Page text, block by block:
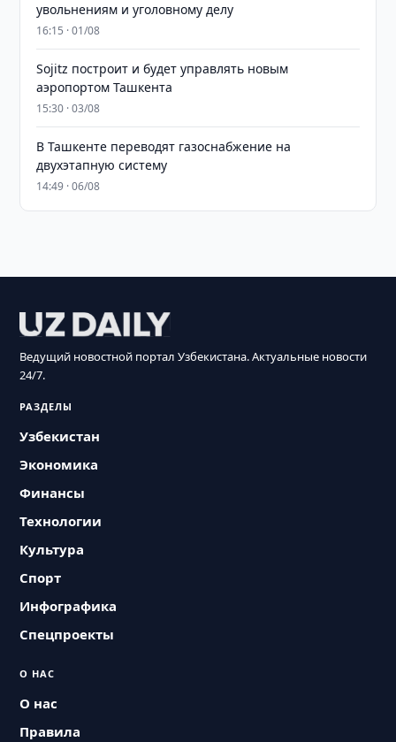
увольнениям и уголовному делу
16:15 · 01/08
Sojitz построит и будет управлять новым
аэропортом Ташкента
15:30 · 03/08
В Ташкенте переводят газоснабжение на
двухэтапную систему
14:49 · 06/08
Ведущий новостной портал Узбекистана. Актуальные новости
24/7.
РАЗДЕЛЫ
Узбекистан
Экономика
Финансы
Технологии
Культура
Спорт
Инфографика
Спецпроекты
О НАС
О нас
Правила